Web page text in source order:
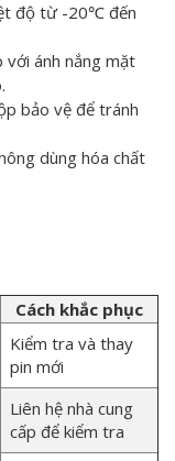
độ từ -20℃ đến
ánh nắng mặt
bảo vệ để tránh
dùng hóa chất
Cách khắc phục
Kiểm tra và thay
pin mới
Liên hệ nhà cung
cấp để kiểm tra